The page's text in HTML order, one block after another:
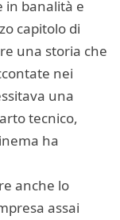
in banalità e
capitolo di
una storia che
nei
una
tecnico,
ha
anche lo
assai